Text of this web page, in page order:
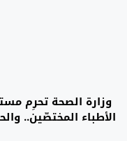
وزارة الصحة تحرِم
الأطباء المختصّين..